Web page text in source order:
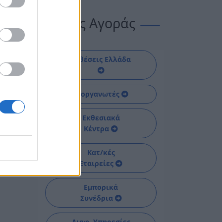
Οδηγός Αγοράς
Εκθέσεις Ελλάδα
Διοργανωτές
Εκθεσιακά
Κέντρα
Κατ/κές
Εταιρείες
Εμπορικά
Συνέδρια